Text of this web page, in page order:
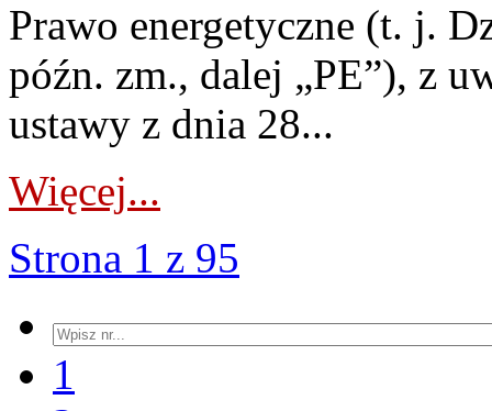
Prawo energetyczne (t. j.
późn. zm., dalej „PE”), z
ustawy z dnia 28...
Więcej...
Strona 1 z 95
1